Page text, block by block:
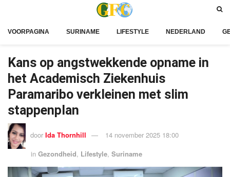
VOORPAGINA SURINAME LIFESTYLE NEDERLAND
Kans op angstwekkende opname in
het Academisch Ziekenhuis
Paramaribo verkleinen met slim
stappenplan
door Ida Thornhill
14 november 2025 18:00
in Gezondheid, Lifestyle, Suriname